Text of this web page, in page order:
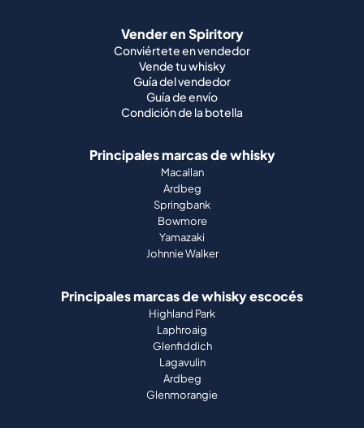
Vender en Spiritory
Conviértete en vendedor
Vende tu whisky
Guía del vendedor
Guía de envío
Condición de la botella
Principales marcas de whisky
Macallan
Ardbeg
Springbank
Bowmore
Yamazaki
Johnnie Walker
Principales marcas de whisky escocés
Highland Park
Laphroaig
Glenfiddich
Lagavulin
Ardbeg
Glenmorangie